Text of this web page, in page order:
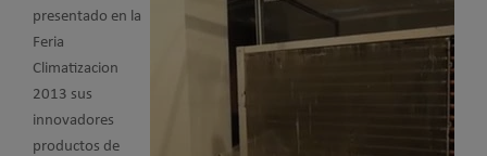
presentado en la
Feria
Climatizacion
2013 sus
innovadores
productos de